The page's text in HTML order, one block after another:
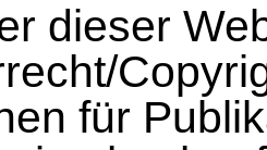
dieser
für